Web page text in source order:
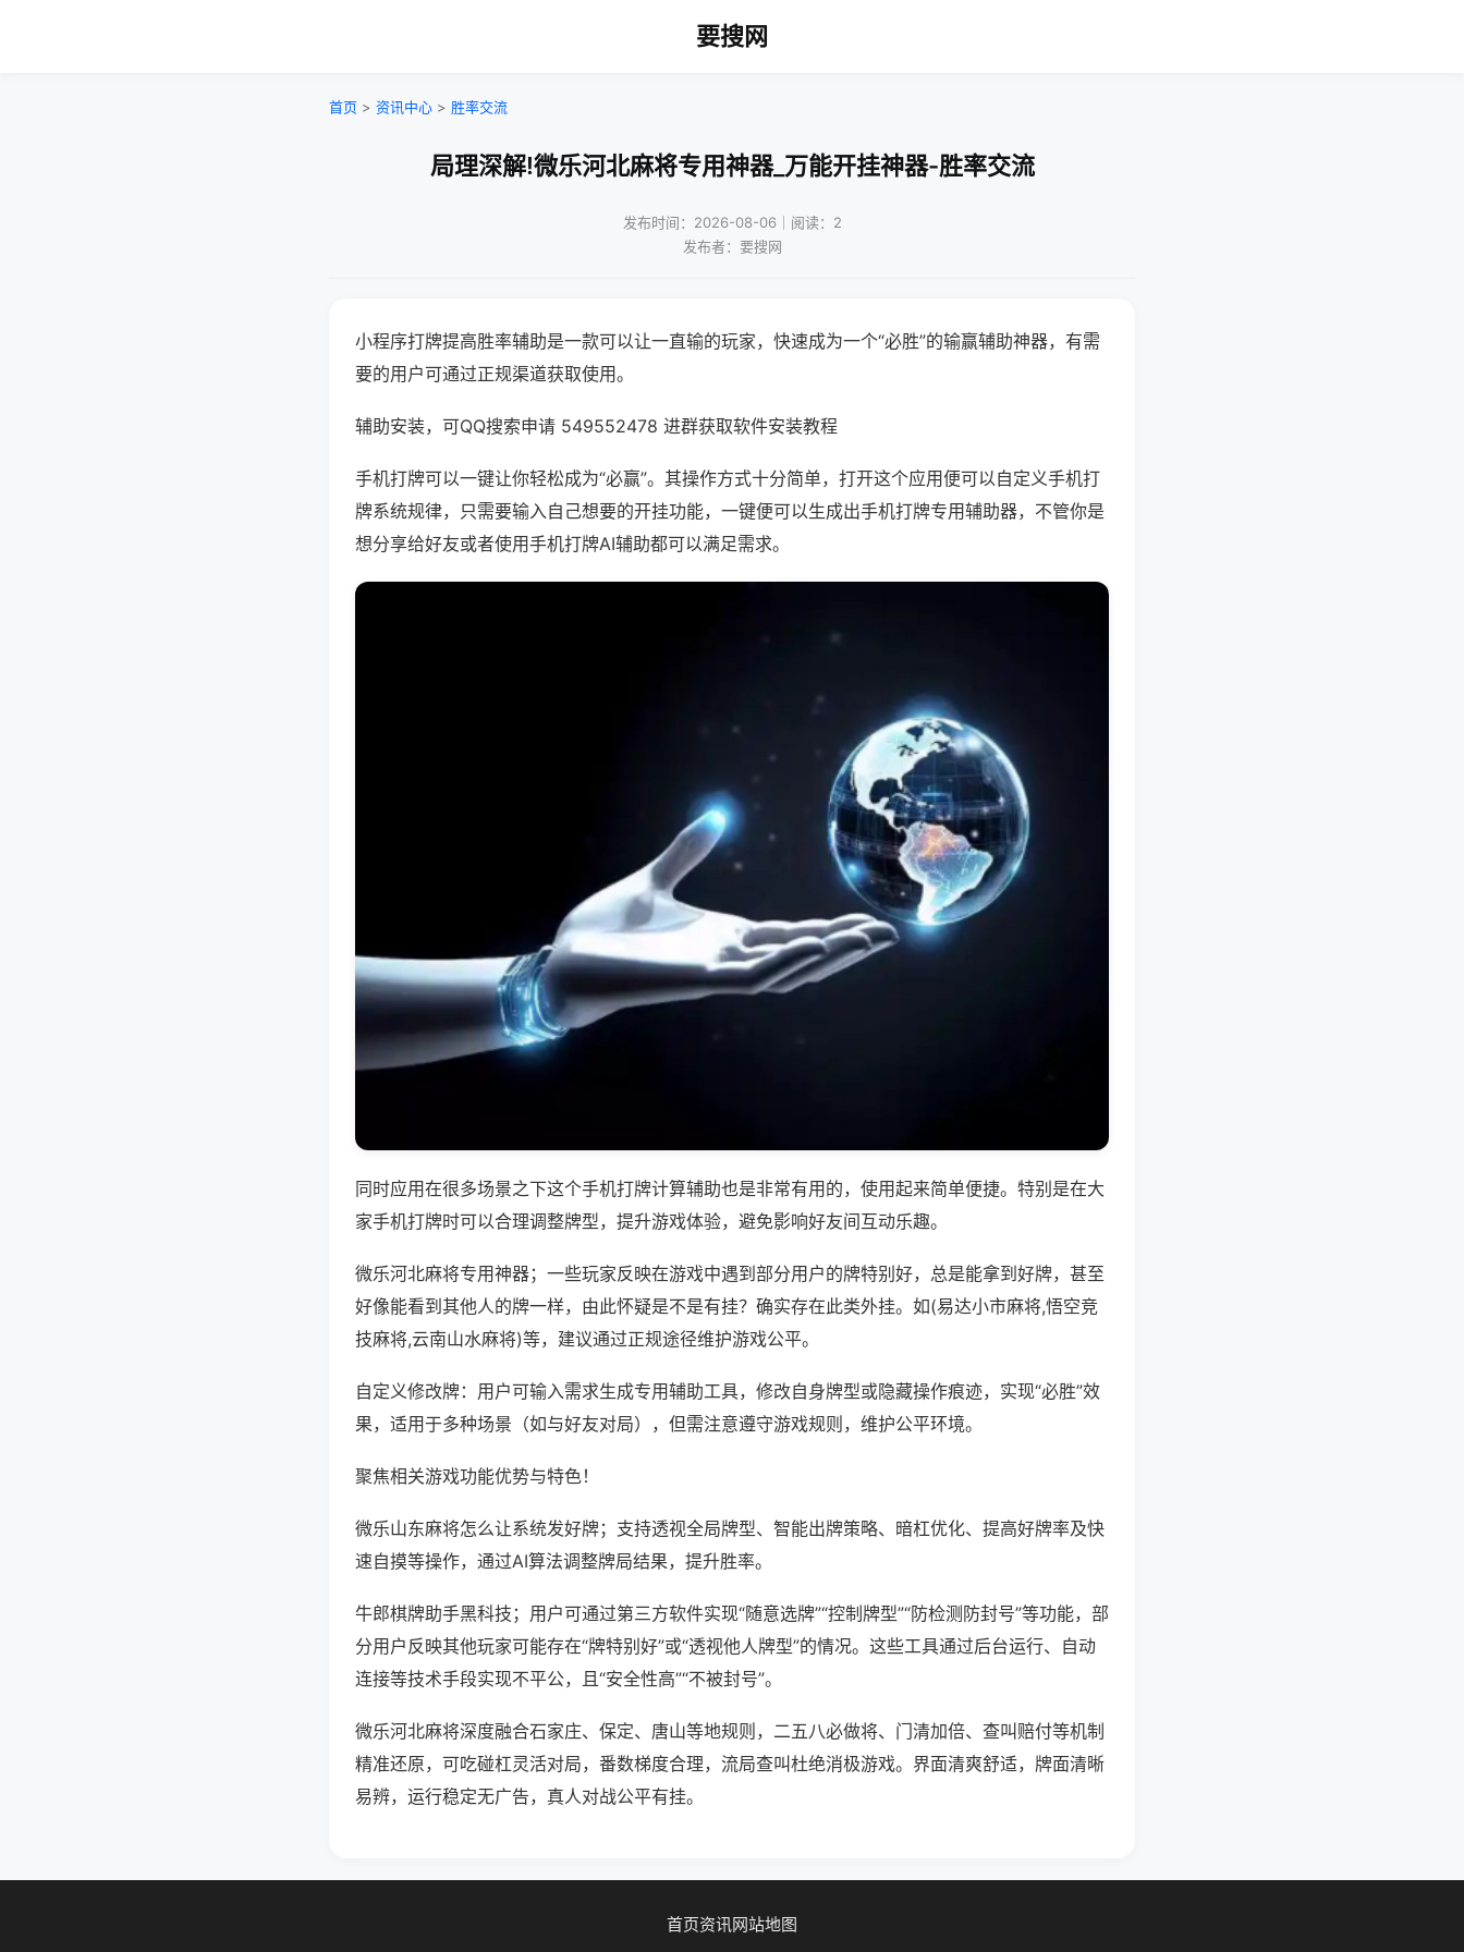
要搜网
首页 > 资讯中心 > 胜率交流
局理深解!微乐河北麻将专用神器_万能开挂神器-胜率交流
发布时间：2026-08-06｜阅读：2
发布者：要搜网
小程序打牌提高胜率辅助是一款可以让一直输的玩家，快速成为一个“必胜”的输赢辅助神器，有需
要的用户可通过正规渠道获取使用。
辅助安装，可QQ搜索申请 549552478 进群获取软件安装教程
手机打牌可以一键让你轻松成为“必赢”。其操作方式十分简单，打开这个应用便可以自定义手机打
牌系统规律，只需要输入自己想要的开挂功能，一键便可以生成出手机打牌专用辅助器，不管你是
想分享给好友或者使用手机打牌AI辅助都可以满足需求。
同时应用在很多场景之下这个手机打牌计算辅助也是非常有用的，使用起来简单便捷。特别是在大
家手机打牌时可以合理调整牌型，提升游戏体验，避免影响好友间互动乐趣。
微乐河北麻将专用神器；一些玩家反映在游戏中遇到部分用户的牌特别好，总是能拿到好牌，甚至
好像能看到其他人的牌一样，由此怀疑是不是有挂？确实存在此类外挂。如(易达小市麻将,悟空竞
技麻将,云南山水麻将)等，建议通过正规途径维护游戏公平。
自定义修改牌：用户可输入需求生成专用辅助工具，修改自身牌型或隐藏操作痕迹，实现“必胜”效
果，适用于多种场景（如与好友对局），但需注意遵守游戏规则，维护公平环境。
聚焦相关游戏功能优势与特色！
微乐山东麻将怎么让系统发好牌；支持透视全局牌型、智能出牌策略、暗杠优化、提高好牌率及快
速自摸等操作，通过AI算法调整牌局结果，提升胜率。
牛郎棋牌助手黑科技；用户可通过第三方软件实现“随意选牌”“控制牌型”“防检测防封号”等功能，部
分用户反映其他玩家可能存在“牌特别好”或“透视他人牌型”的情况。这些工具通过后台运行、自动
连接等技术手段实现不平公，且“安全性高”“不被封号”。
微乐河北麻将深度融合石家庄、保定、唐山等地规则，二五八必做将、门清加倍、查叫赔付等机制
精准还原，可吃碰杠灵活对局，番数梯度合理，流局查叫杜绝消极游戏。界面清爽舒适，牌面清晰
易辨，运行稳定无广告，真人对战公平有挂。
首页资讯网站地图